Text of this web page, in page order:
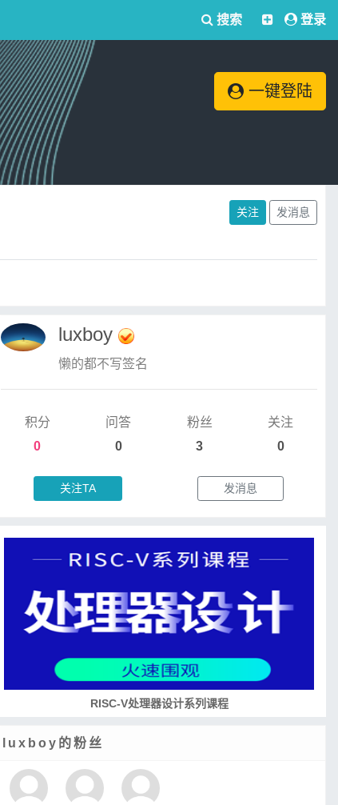
搜索 登录
一键登陆
关注 发消息
luxboy
懒的都不写签名
积分
0
问答
0
粉丝
3
关注
0
关注TA 发消息
RISC-V处理器设计系列课程
luxboy的粉丝